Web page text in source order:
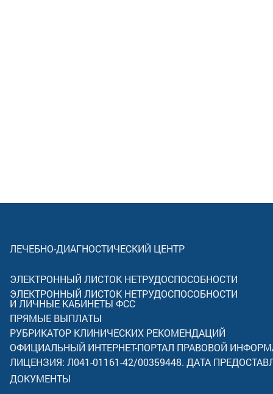
ЛЕЧЕБНО-ДИАГНОСТИЧЕСКИЙ ЦЕНТР
ЭЛЕКТРОННЫЙ ЛИСТОК НЕТРУДОСПОСОБНОСТИ
ЭЛЕКТРОННЫЙ ЛИСТОК НЕТРУДОСПОСОБНОСТИ
И ЛИЧНЫЕ КАБИНЕТЫ ФСС
ПРЯМЫЕ ВЫПЛАТЫ
РУБРИКАТОР КЛИНИЧЕСКИХ РЕКОМЕНДАЦИЙ
ОФИЦИАЛЬНЫЙ ИНТЕРНЕТ-ПОРТАЛ ПРАВОВОЙ
ЛИЦЕНЗИЯ: Л041-01161-42/00359448. ДАТА
ДОКУМЕНТЫ